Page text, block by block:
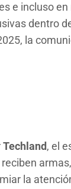
e incluso
dentro
la
Techland, el
la